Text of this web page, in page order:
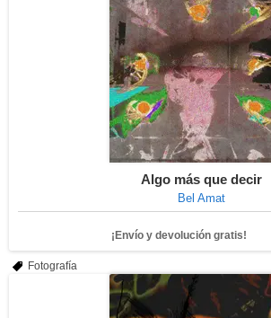
Algo más que decir
Bel Amat
¡Envío y devolución gratis!
Fotografía